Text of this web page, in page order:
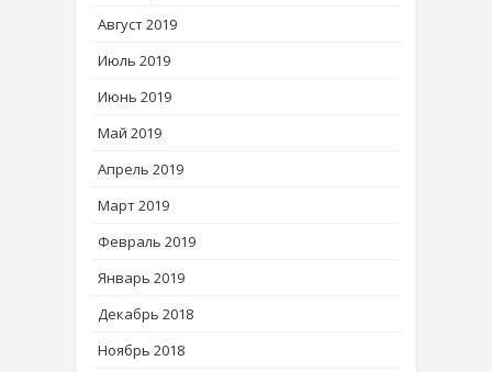
Август 2019
Июль 2019
Июнь 2019
Май 2019
Апрель 2019
Март 2019
Февраль 2019
Январь 2019
Декабрь 2018
Ноябрь 2018